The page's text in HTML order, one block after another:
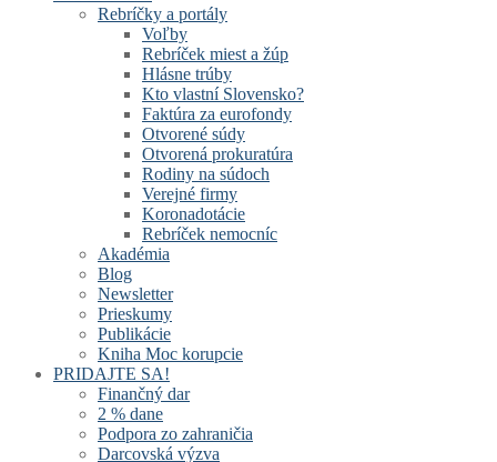
Rebríčky a portály
Voľby
Rebríček miest a žúp
Hlásne trúby
Kto vlastní Slovensko?
Faktúra za eurofondy
Otvorené súdy
Otvorená prokuratúra
Rodiny na súdoch
Verejné firmy
Koronadotácie
Rebríček nemocníc
Akadémia
Blog
Newsletter
Prieskumy
Publikácie
Kniha Moc korupcie
PRIDAJTE SA!
Finančný dar
2 % dane
Podpora zo zahraničia
Darcovská výzva